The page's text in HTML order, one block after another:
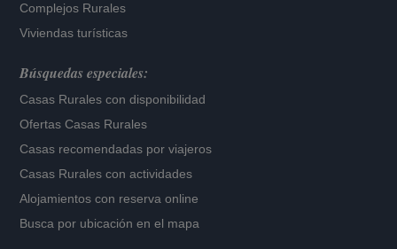
Complejos Rurales
Viviendas turísticas
Búsquedas especiales:
Casas Rurales con disponibilidad
Ofertas Casas Rurales
Casas recomendadas por viajeros
Casas Rurales con actividades
Alojamientos con reserva online
Busca por ubicación en el mapa